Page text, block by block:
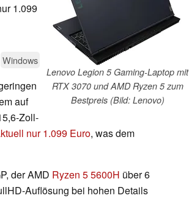
Lenovo Legion 5 Gaming-Laptop mit
RTX 3070 und AMD Ryzen 5 zum
Bestpreis (Bild: Lenovo)
1.099
Windows
auf
Zoll-
nur 1.099 Euro, was dem
der AMD Ryzen 5 5600H über 6
Auflösung bei hohen Details